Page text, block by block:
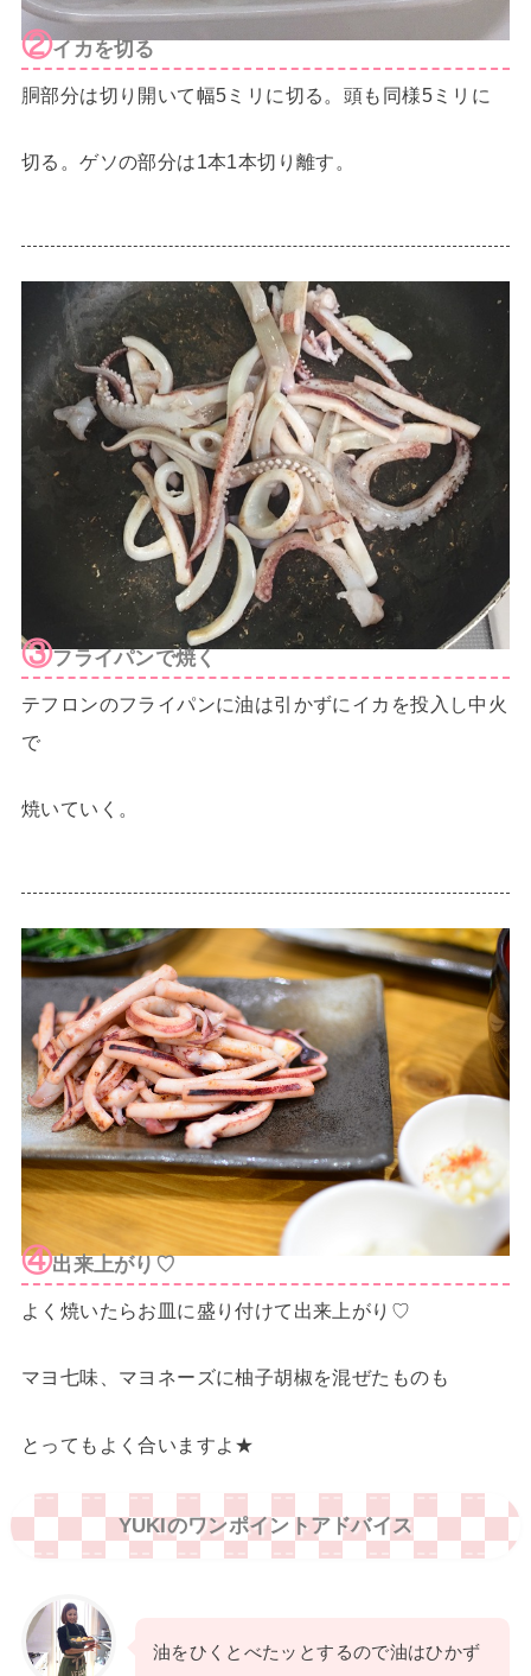
②イカを切る
胴部分は切り開いて幅5ミリに切る。頭も同様5ミリに
切る。ゲソの部分は1本1本切り離す。
③フライパンで焼く
テフロンのフライパンに油は引かずにイカを投入し中火
で
焼いていく。
④出来上がり♡
よく焼いたらお皿に盛り付けて出来上がり♡
マヨ七味、マヨネーズに柚子胡椒を混ぜたものも
とってもよく合いますよ★
YUKIのワンポイントアドバイス
油をひくとべたッとするので油はひかず